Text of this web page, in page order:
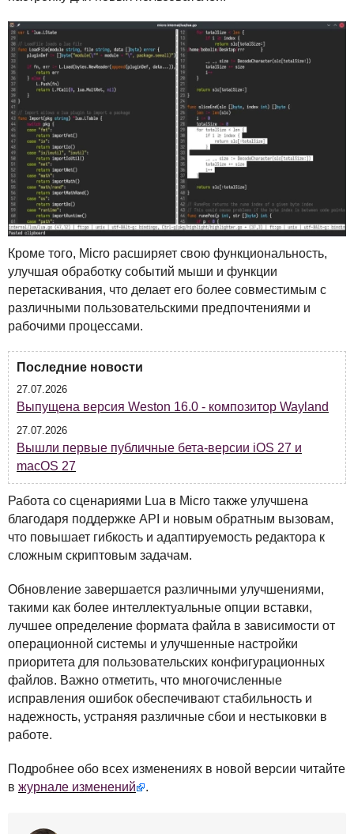
Кроме того, Micro расширяет свою функциональность,
улучшая обработку событий мыши и функции
перетаскивания, что делает его более совместимым с
различными пользовательскими предпочтениями и
рабочими процессами.
Последние новости
27.07.2026
Выпущена версия Weston 16.0 - композитор Wayland
27.07.2026
Вышли первые публичные бета-версии iOS 27 и
macOS 27
Работа со сценариями Lua в Micro также улучшена
благодаря поддержке API и новым обратным вызовам,
что повышает гибкость и адаптируемость редактора к
сложным скриптовым задачам.
Обновление завершается различными улучшениями,
такими как более интеллектуальные опции вставки,
лучшее определение формата файла в зависимости от
операционной системы и улучшенные настройки
приоритета для пользовательских конфигурационных
файлов. Важно отметить, что многочисленные
исправления ошибок обеспечивают стабильность и
надежность, устраняя различные сбои и нестыковки в
работе.
Подробнее обо всех изменениях в новой версии читайте
в журнале изменений .